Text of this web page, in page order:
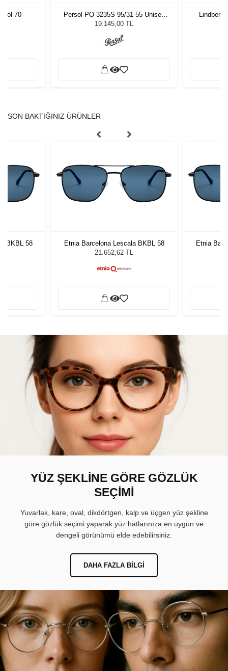
Col 70
Persol PO 3235S 95/31 55 Unisex
Güneş Gözlüğü
19.145,00 TL
Lindberg
SON BAKTIĞINIZ ÜRÜNLER
BKBL 58
Etnia Barcelona Lescala BKBL 58
21.652,62 TL
Etnia
YÜZ ŞEKLİNE GÖRE GÖZLÜK
SEÇİMİ
Yuvarlak, kare, oval, dikdörtgen, kalp ve üçgen yüz şekline
göre gözlük seçimi yaparak yüz hatlarınıza en uygun ve
dengeli görünümü elde edebilirsiniz.
DAHA FAZLA BILGI